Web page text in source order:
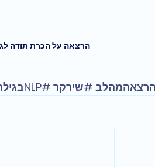
הרצאה על הכרת תודה
#שירקר #NLPבגילהשלישי